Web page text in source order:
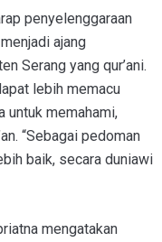
penyelenggaraan
ajang
Serang yang qur’ani.
lebih memacu
untuk memahami,
“Sebagai pedoman
baik, secara duniawi
mengatakan